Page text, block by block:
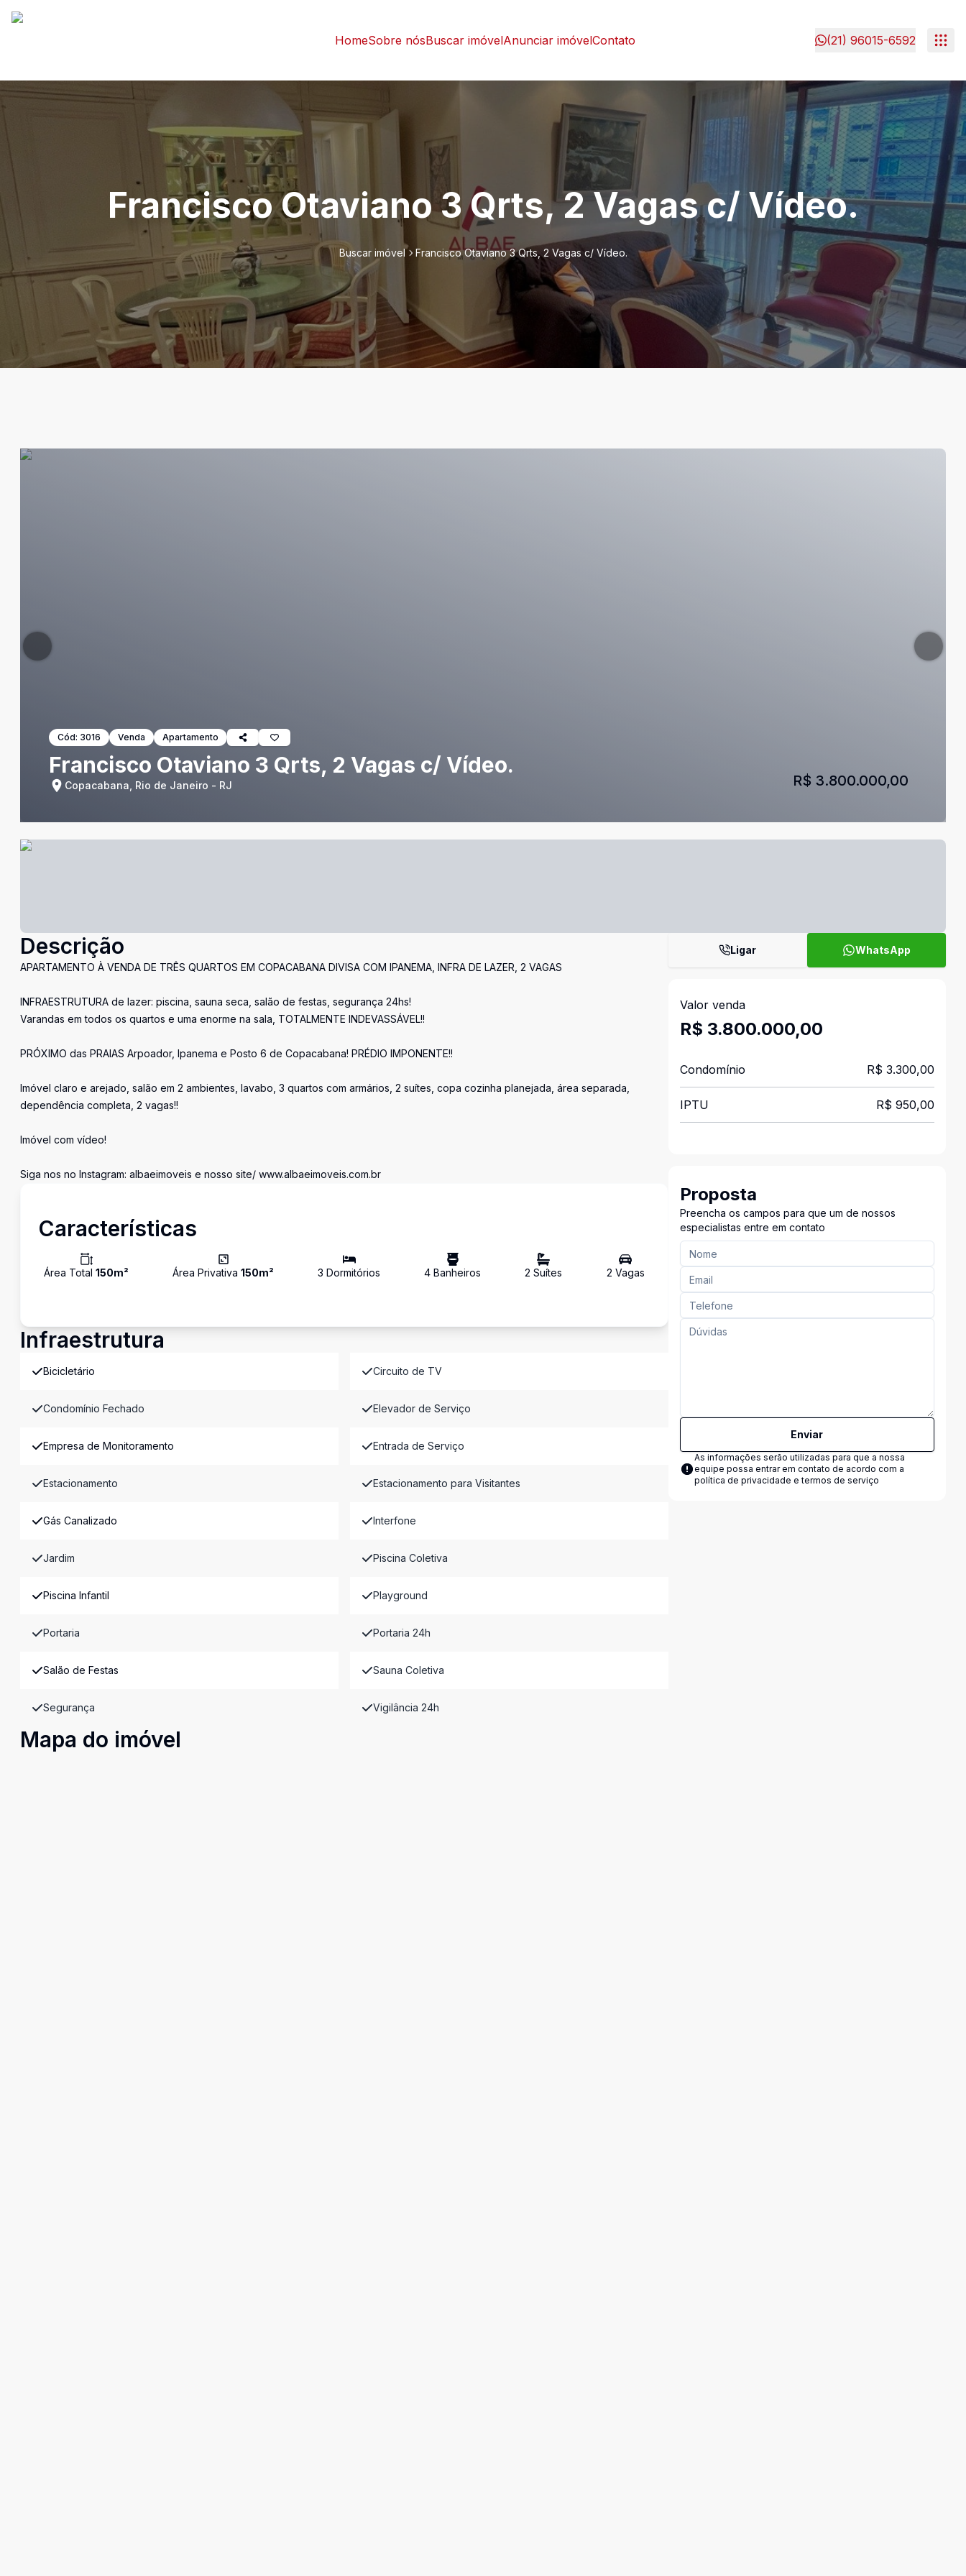
HomeSobre nósBuscar imóvelAnunciar imóvelContato (21) 96015-6592
Francisco Otaviano 3 Qrts, 2 Vagas c/ Vídeo.
Buscar imóvel Francisco Otaviano 3 Qrts, 2 Vagas c/ Vídeo.
Cód: 3016 Venda Apartamento
Francisco Otaviano 3 Qrts, 2 Vagas c/ Vídeo.
Copacabana, Rio de Janeiro - RJ R$ 3.800.000,00
Descrição
APARTAMENTO À VENDA DE TRÊS QUARTOS EM COPACABANA DIVISA COM IPANEMA, INFRA DE LAZER, 2 VAGAS
INFRAESTRUTURA de lazer: piscina, sauna seca, salão de festas, segurança 24hs!
Varandas em todos os quartos e uma enorme na sala, TOTALMENTE INDEVASSÁVEL!!
PRÓXIMO das PRAIAS Arpoador, Ipanema e Posto 6 de Copacabana! PRÉDIO IMPONENTE!!
Imóvel claro e arejado, salão em 2 ambientes, lavabo, 3 quartos com armários, 2 suítes, copa cozinha planejada, área separada,
dependência completa, 2 vagas!!
Imóvel com vídeo!
Siga nos no Instagram: albaeimoveis e nosso site/ www.albaeimoveis.com.br
Características
Área Total 150m² Área Privativa150m² 3 Dormitórios 4 Banheiros 2 Suítes 2 Vagas
Infraestrutura
Bicicletário Circuito de TV
Condomínio Fechado Elevador de Serviço
Empresa de Monitoramento Entrada de Serviço
Estacionamento Estacionamento para Visitantes
Gás Canalizado Interfone
Jardim Piscina Coletiva
Piscina Infantil Playground
Portaria Portaria 24h
Salão de Festas Sauna Coletiva
Segurança Vigilância 24h
Mapa do imóvel
Ligar WhatsApp
Valor venda
R$ 3.800.000,00
Condomínio R$ 3.300,00
IPTU R$ 950,00
Proposta
Preencha os campos para que um de nossos
especialistas entre em contato
Enviar
As informações serão utilizadas para que a nossa
equipe possa entrar em contato de acordo com a
política de privacidade e termos de serviço